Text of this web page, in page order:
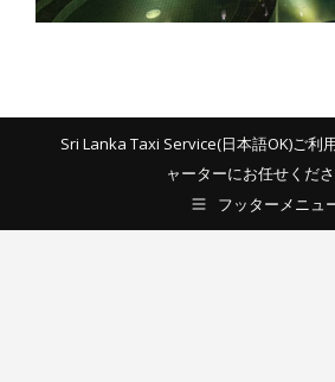
Sri Lanka Taxi Service(日本語OK)ご利
ャーターにお任せくださ
フッターメニュ